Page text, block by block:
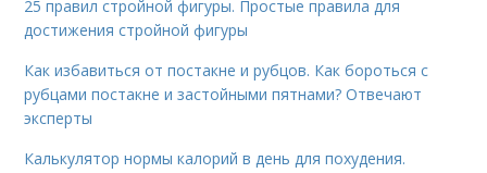
25 правил стройной фигуры. Простые правила для
достижения стройной фигуры
Как избавиться от постакне и рубцов. Как бороться с
рубцами постакне и застойными пятнами? Отвечают
эксперты
Калькулятор нормы калорий в день для похудения.